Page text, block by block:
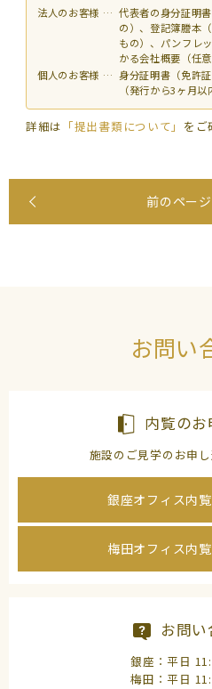
法人のお客様 … 代表者の身分証明
の）、登記簿謄本
もの）、パンフレ
かる会社概要（任意
個人のお客様 … 身分証明書（免許
（発行から3ヶ月以
詳細は 「提出書類について」 をご
前のペー
お問い
内覧の
施設のご見学のお申
銀座オフィス内
梅田オフィス内
お問い
銀座：平日
梅田：平日